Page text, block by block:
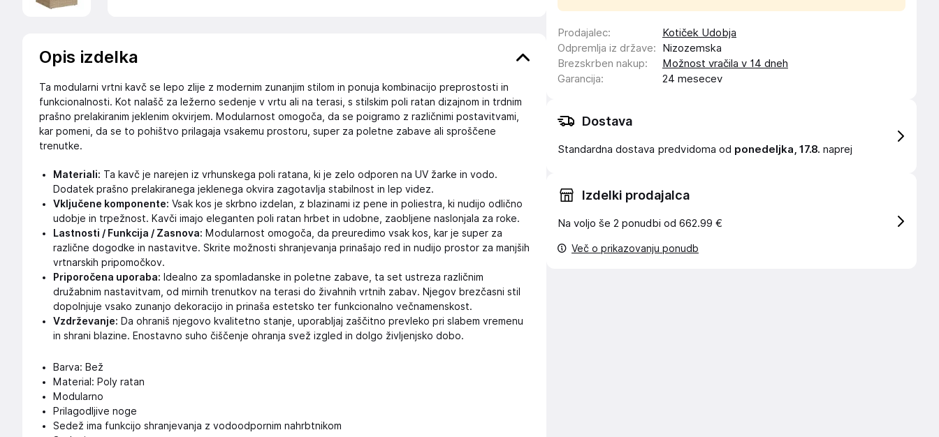
Opis izdelka
Ta modularni vrtni kavč se lepo zlije z modernim zunanjim stilom in ponuja kombinacijo preprostosti in
funkcionalnosti. Kot nalašč za ležerno sedenje v vrtu ali na terasi, s stilskim poli ratan dizajnom in trdnim
prašno prelakiranim jeklenim okvirjem. Modularnost omogoča, da se poigramo z različnimi postavitvami,
kar pomeni, da se to pohištvo prilagaja vsakemu prostoru, super za poletne zabave ali sproščene
trenutke.
Materiali: Ta kavč je narejen iz vrhunskega poli ratana, ki je zelo odporen na UV žarke in vodo.
Dodatek prašno prelakiranega jeklenega okvira zagotavlja stabilnost in lep videz.
Vključene komponente: Vsak kos je skrbno izdelan, z blazinami iz pene in poliestra, ki nudijo odlično
udobje in trpežnost. Kavči imajo eleganten poli ratan hrbet in udobne, zaobljene naslonjala za roke.
Lastnosti / Funkcija / Zasnova: Modularnost omogoča, da preuredimo vsak kos, kar je super za
različne dogodke in nastavitve. Skrite možnosti shranjevanja prinašajo red in nudijo prostor za manjših
vrtnarskih pripomočkov.
Priporočena uporaba: Idealno za spomladanske in poletne zabave, ta set ustreza različnim
družabnim nastavitvam, od mirnih trenutkov na terasi do živahnih vrtnih zabav. Njegov brezčasni stil
dopolnjuje vsako zunanjo dekoracijo in prinaša estetsko ter funkcionalno večnamenskost.
Vzdrževanje: Da ohraniš njegovo kvalitetno stanje, uporabljaj zaščitno prevleko pri slabem vremenu
in shrani blazine. Enostavno suho čiščenje ohranja svež izgled in dolgo življenjsko dobo.
Barva: Bež
Material: Poly ratan
Modularno
Prilagodljive noge
Sedež ima funkcijo shranjevanja z vodoodpornim nahrbtnikom
Prodajalec:
Kotiček Udobja
Odpremlja iz države:
Nizozemska
Brezskrben nakup:
Možnost vračila v 14 dneh
Garancija: 24 mesecev
Dostava
Standardna dostava predvidoma od ponedeljka, 17.8. naprej
Izdelki prodajalca
Na voljo še 2 ponudbi od 662.99 €
Več o prikazovanju ponudb